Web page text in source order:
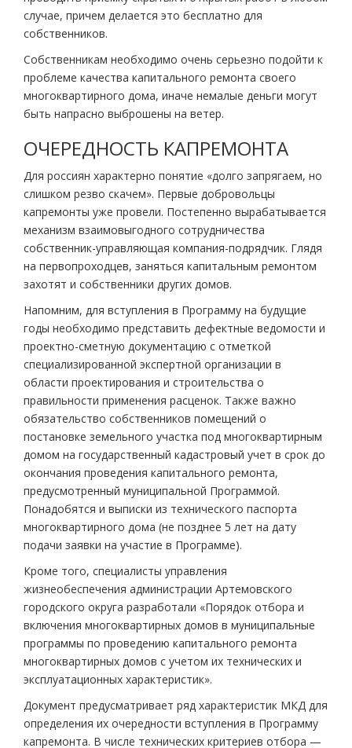
случае, причем делается это бесплатно для
собственников.
Собственникам необходимо очень серьезно подойти к
проблеме качества капитального ремонта своего
многоквартирного дома, иначе немалые деньги могут
быть напрасно выброшены на ветер.
ОЧЕРЕДНОСТЬ КАПРЕМОНТА
Для россиян характерно понятие «долго запрягаем, но
слишком резво скачем». Первые добровольцы
капремонты уже провели. Постепенно вырабатывается
механизм взаимовыгодного сотрудничества
собственник-управляющая компания-подрядчик. Глядя
на первопроходцев, заняться капитальным ремонтом
захотят и собственники других домов.
Напомним, для вступления в Программу на будущие
годы необходимо представить дефектные ведомости и
проектно-сметную документацию с отметкой
специализированной экспертной организации в
области проектирования и строительства о
правильности применения расценок. Также важно
обязательство собственников помещений о
постановке земельного участка под многоквартирным
домом на государственный кадастровый учет в срок до
окончания проведения капитального ремонта,
предусмотренный муниципальной Программой.
Понадобятся и выписки из технического паспорта
многоквартирного дома (не позднее 5 лет на дату
подачи заявки на участие в Программе).
Кроме того, специалисты управления
жизнеобеспечения администрации Артемовского
городского округа разработали «Порядок отбора и
включения многоквартирных домов в муниципальные
программы по проведению капитального ремонта
многоквартирных домов с учетом их технических и
эксплуатационных характеристик».
Документ предусматривает ряд характеристик МКД для
определения их очередности вступления в Программу
капремонта. В числе технических критериев отбора —